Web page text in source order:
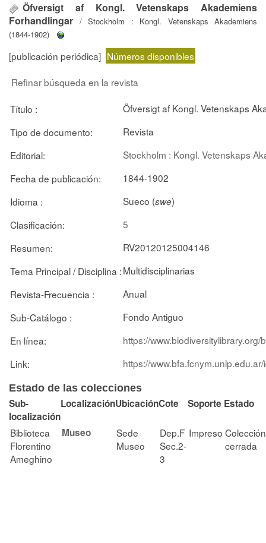
Öfversigt af Kongl. Vetenskaps Akademiens
Forhandlingar / Stockholm : Kongl. Vetenskaps Akademiens
(1844-1902)
[publicación periódica] Números disponibles
Refinar búsqueda en la revista
Título :
Öfversigt af Kongl. Vetenskaps
Tipo de documento:
Revista
Editorial:
Stockholm : Kongl. Vetenskaps
Fecha de publicación:
1844-1902
Idioma :
Sueco (swe)
Clasificación:
5
Resumen:
RV20120125004146
Tema Principal / Disciplina :Multidisciplinarias
Revista-Frecuencia :
Anual
Sub-Catálogo :
Fondo Antiguo
En línea:
https://
Link:
https://
Estado de las colecciones
Sub-
localización
LocalizaciónUbicaciónCote Soporte Estado
Biblioteca
Florentino
Ameghino
Museo
Sede
Museo
Dep.F
Sec.2-
3
Impreso Colección
cerrada